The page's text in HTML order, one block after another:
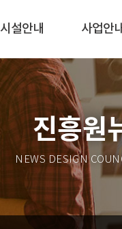
시설안내 사업안
진흥원
NEWS DESIGN